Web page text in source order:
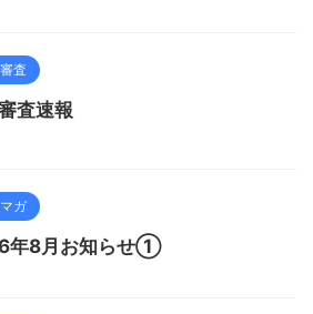
査
査速報
ガ
年8月お知らせ①